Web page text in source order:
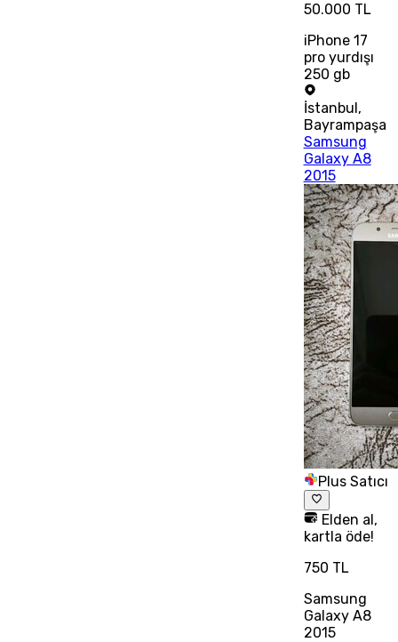
50.000 TL
iPhone 17
pro yurdışı
250 gb
İstanbul ,
Bayrampaşa
Samsung
Galaxy A8
2015
Plus Satıcı
Elden al,
kartla öde!
750 TL
Samsung
Galaxy A8
2015